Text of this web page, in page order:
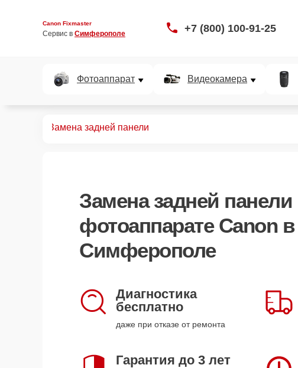
Canon Fixmaster
Сервис в Симферополе +7 (800) 100-91-25
Фотоаппарат Видеокамера
Замена задней панели
Замена задней панели
фотоаппарате Canon в
Симферополе
Диагностика
бесплатно
даже при отказе от ремонта
Гарантия до 3 лет